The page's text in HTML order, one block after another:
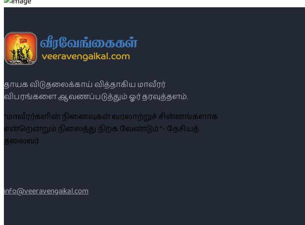
தாயக விடுதலைக்காய் வித்தாகிய மாவீரர்
விபரங்களை ஆவணப்படுத்தும் ஓர் தரவுத்தளம்.
“மாவீரர்களின் நினைவுகள் வரலாற்றுச் சின்னங்களாக
என்றென்றும் நிலைத்து நிற்க வேண்டும் ”- தேசியத்
தலைவர்
info@veeravengaikal.com